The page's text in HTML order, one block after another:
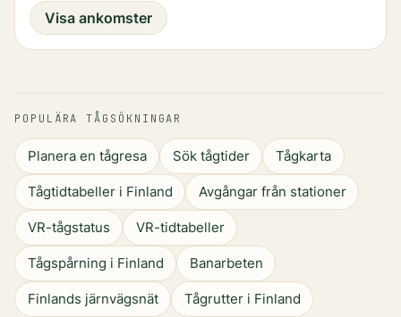
Visa ankomster
POPULÄRA TÅGSÖKNINGAR
Planera en tågresa Sök tågtider Tågkarta
Tågtidtabeller i Finland Avgångar från stationer
VR-tågstatus VR-tidtabeller
Tågspårning i Finland Banarbeten
Finlands järnvägsnät Tågrutter i Finland